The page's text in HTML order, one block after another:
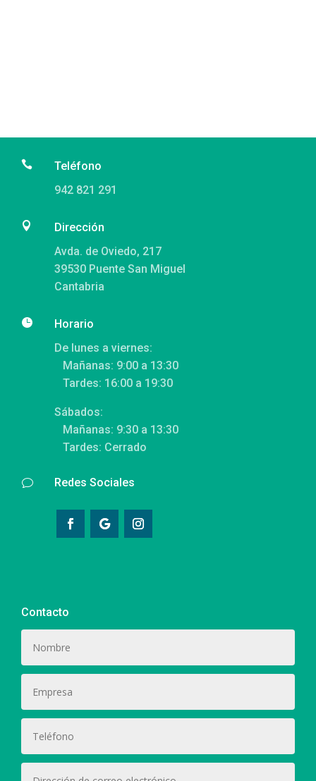

Teléfono
942 821 291

Dirección
Avda. de Oviedo, 217
39530 Puente San Miguel
Cantabria

Horario
De lunes a viernes:
Mañanas: 9:00 a 13:30
Tardes: 16:00 a 19:30
Sábados:
Mañanas: 9:30 a 13:30
Tardes: Cerrado
v Redes Sociales
Contacto